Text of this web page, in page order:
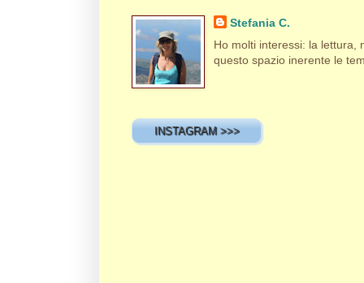
Stefania C.
Ho molti interessi: la lettura,
questo spazio inerente le
INSTAGRAM >>>